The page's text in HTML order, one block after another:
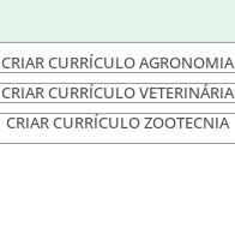
CRIAR CURRÍCULO AGRONOMIA
CRIAR CURRÍCULO VETERINÁRIA
CRIAR CURRÍCULO ZOOTECNIA